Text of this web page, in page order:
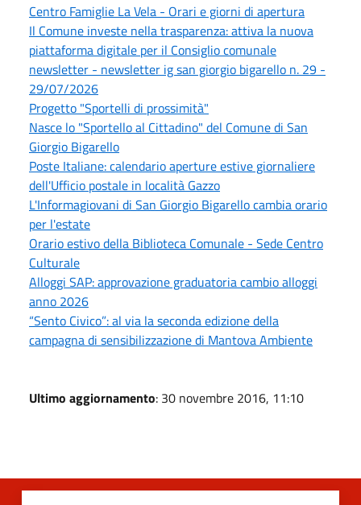
Centro Famiglie La Vela - Orari e giorni di apertura
Il Comune investe nella trasparenza: attiva la nuova
piattaforma digitale per il Consiglio comunale
newsletter - newsletter ig san giorgio bigarello n. 29 -
29/07/2026
Progetto "Sportelli di prossimità"
Nasce lo "Sportello al Cittadino" del Comune di San
Giorgio Bigarello
Poste Italiane: calendario aperture estive giornaliere
dell'Ufficio postale in località Gazzo
L'Informagiovani di San Giorgio Bigarello cambia orario
per l'estate
Orario estivo della Biblioteca Comunale - Sede Centro
Culturale
Alloggi SAP: approvazione graduatoria cambio alloggi
anno 2026
“Sento Civico”: al via la seconda edizione della
campagna di sensibilizzazione di Mantova Ambiente
Ultimo aggiornamento: 30 novembre 2016, 11:10